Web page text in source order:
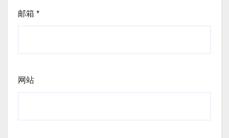
邮箱 *
网站